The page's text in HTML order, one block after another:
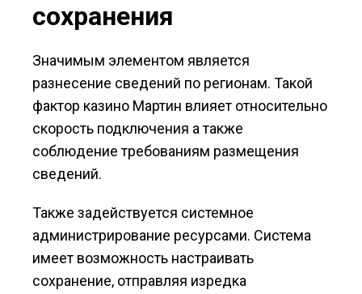
сохранения
Значимым элементом является
разнесение сведений по регионам. Такой
фактор казино Мартин влияет относительно
скорость подключения а также
соблюдение требованиям размещения
сведений.
Также задействуется системное
администрирование ресурсами. Система
имеет возможность настраивать
сохранение, отправляя изредка